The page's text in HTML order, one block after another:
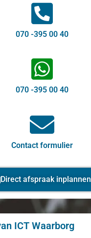
070 -395 00 40
070 -395 00 40
Contact formulier
Direct afspraak inplannen
ICT Waarborg